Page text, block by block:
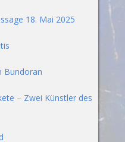
18. Mai 2025
Bundoran
– Zwei Künstler des